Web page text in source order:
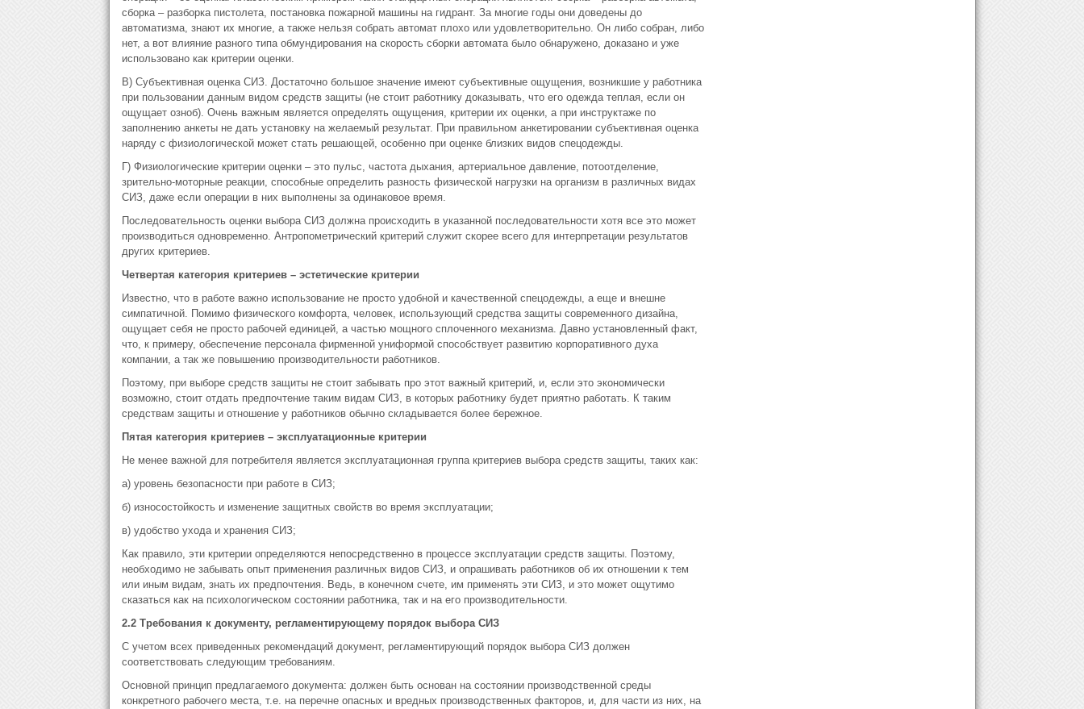
сборка – разборка пистолета, постановка пожарной машины на гидрант. За многие годы они доведены до
автоматизма, знают их многие, а также нельзя собрать автомат плохо или удовлетворительно. Он либо собран, либо
нет, а вот влияние разного типа обмундирования на скорость сборки автомата было обнаружено, доказано и уже
использовано как критерии оценки.
В) Субъективная оценка СИЗ. Достаточно большое значение имеют субъективные ощущения, возникшие у работника
при пользовании данным видом средств защиты (не стоит работнику доказывать, что его одежда теплая, если он
ощущает озноб). Очень важным является определять ощущения, критерии их оценки, а при инструктаже по
заполнению анкеты не дать установку на желаемый результат. При правильном анкетировании субъективная оценка
наряду с физиологической может стать решающей, особенно при оценке близких видов спецодежды.
Г) Физиологические критерии оценки – это пульс, частота дыхания, артериальное давление, потоотделение,
зрительно-моторные реакции, способные определить разность физической нагрузки на организм в различных видах
СИЗ, даже если операции в них выполнены за одинаковое время.
Последовательность оценки выбора СИЗ должна происходить в указанной последовательности хотя все это может
производиться одновременно. Антропометрический критерий служит скорее всего для интерпретации результатов
других критериев.
Четвертая категория критериев – эстетические критерии
Известно, что в работе важно использование не просто удобной и качественной спецодежды, а еще и внешне
симпатичной. Помимо физического комфорта, человек, использующий средства защиты современного дизайна,
ощущает себя не просто рабочей единицей, а частью мощного сплоченного механизма. Давно установленный факт,
что, к примеру, обеспечение персонала фирменной униформой способствует развитию корпоративного духа
компании, а так же повышению производительности работников.
Поэтому, при выборе средств защиты не стоит забывать про этот важный критерий, и, если это экономически
возможно, стоит отдать предпочтение таким видам СИЗ, в которых работнику будет приятно работать. К таким
средствам защиты и отношение у работников обычно складывается более бережное.
Пятая категория критериев – эксплуатационные критерии
Не менее важной для потребителя является эксплуатационная группа критериев выбора средств защиты, таких как:
а) уровень безопасности при работе в СИЗ;
б) износостойкость и изменение защитных свойств во время эксплуатации;
в) удобство ухода и хранения СИЗ;
Как правило, эти критерии определяются непосредственно в процессе эксплуатации средств защиты. Поэтому,
необходимо не забывать опыт применения различных видов СИЗ, и опрашивать работников об их отношении к тем
или иным видам, знать их предпочтения. Ведь, в конечном счете, им применять эти СИЗ, и это может ощутимо
сказаться как на психологическом состоянии работника, так и на его производительности.
2.2 Требования к документу, регламентирующему порядок выбора СИЗ
С учетом всех приведенных рекомендаций документ, регламентирующий порядок выбора СИЗ должен
соответствовать следующим требованиям.
Основной принцип предлагаемого документа: должен быть основан на состоянии производственной среды
конкретного рабочего места, т.е. на перечне опасных и вредных производственных факторов, и, для части из них, на